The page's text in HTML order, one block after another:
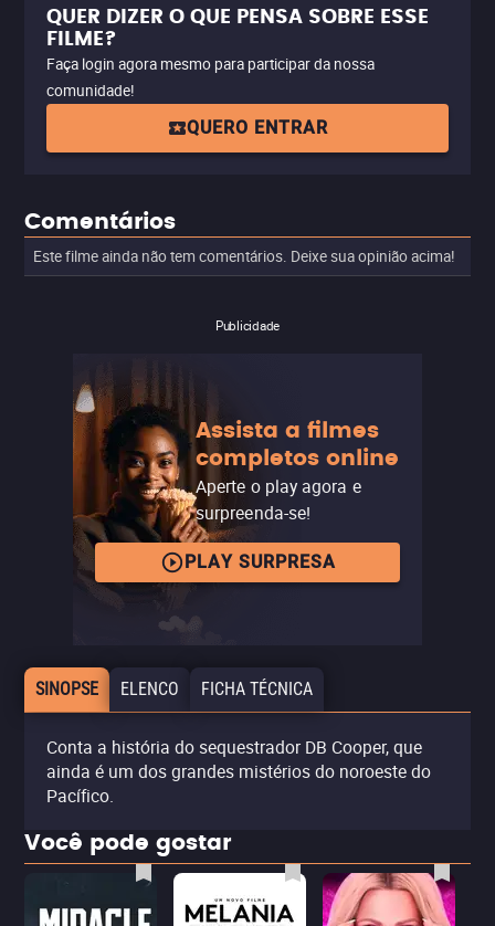
QUER DIZER O QUE PENSA SOBRE ESSE
FILME?
Faça login agora mesmo para participar da nossa
comunidade!
QUERO ENTRAR
Comentários
Este filme ainda não tem comentários. Deixe sua opinião acima!
Publicidade
Assista a filmes
completos online
Aperte o play agora e
surpreenda-se!
PLAY SURPRESA
SINOPSE ELENCO FICHA TÉCNICA
Conta a história do sequestrador DB Cooper, que
ainda é um dos grandes mistérios do noroeste do
Pacífico.
Você pode gostar